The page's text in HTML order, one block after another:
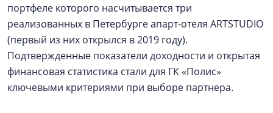
портфеле которого насчитывается три
реализованных в Петербурге апарт-отеля ARTSTUDIO
(первый из них открылся в 2019 году).
Подтвержденные показатели доходности и открытая
финансовая статистика стали для ГК «Полис»
ключевыми критериями при выборе партнера.